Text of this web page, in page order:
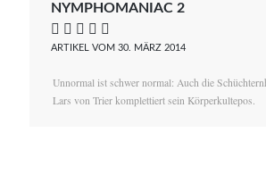
NYMPHOMANIAC 2
    
ARTIKEL VOM 30. MÄRZ 2014
Unnormal ist schwer normal: Auch die
Lars von Trier komplettiert sein Körperkultepos.